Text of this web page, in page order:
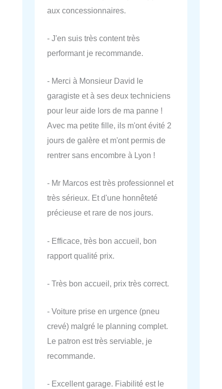
aux concessionnaires.
- J'en suis très content très
performant je recommande.
- Merci à Monsieur David le
garagiste et à ses deux techniciens
pour leur aide lors de ma panne !
Avec ma petite fille, ils m'ont évité 2
jours de galère et m'ont permis de
rentrer sans encombre à Lyon !
- Mr Marcos est très professionnel et
très sérieux. Et d'une honnêteté
précieuse et rare de nos jours.
- Efficace, très bon accueil, bon
rapport qualité prix.
- Très bon accueil, prix très correct.
- Voiture prise en urgence (pneu
crevé) malgré le planning complet.
Le patron est très serviable, je
recommande.
- Excellent garage. Fiabilité est le